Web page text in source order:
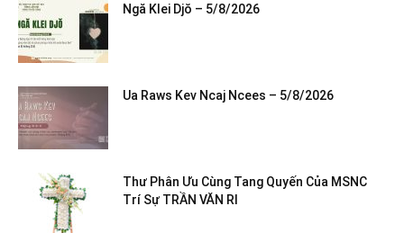
Ngă Klei Djŏ – 5/8/2026
Ua Raws Kev Ncaj Ncees – 5/8/2026
Thư Phân Ưu Cùng Tang Quyến Của MSNC
Trí Sự TRẦN VĂN RI